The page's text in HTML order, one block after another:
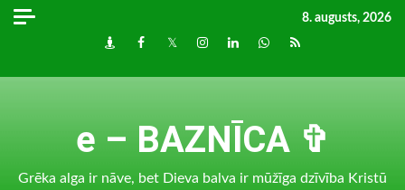
Skip
8. augusts, 2026
DraugiemFacebook
TwitterInstagram
LinkedInwhatsapp
RSS
e – BAZNĪCA ✞
Grēka alga ir nāve, bet Dieva balva ir mūžīga dzīvība Kristū